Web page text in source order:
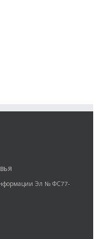
информации Эл № ФС77-